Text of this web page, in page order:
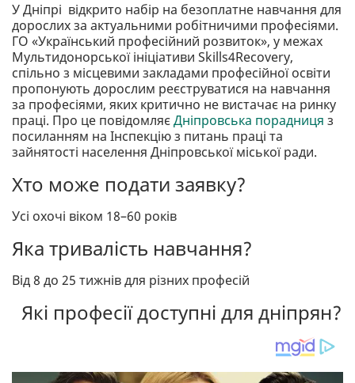
У Дніпрі відкрито набір на безоплатне навчання для
дорослих за актуальними робітничими професіями.
ГО «Український професійний розвиток», у межах
Мультидонорської ініціативи Skills4Recovery,
спільно з місцевими закладами професійної освіти
пропонують дорослим реєструватися на навчання
за професіями, яких критично не вистачає на ринку
праці. Про це повідомляєДніпровська порадниця з
посиланням на Інспекцію з питань праці та
зайнятості населення Дніпровської міської ради.
Хто може подати заявку?
Усі охочі віком 18–60 років
Яка тривалість навчання?
Від 8 до 25 тижнів для різних професій
Які професії доступні для дніпрян?